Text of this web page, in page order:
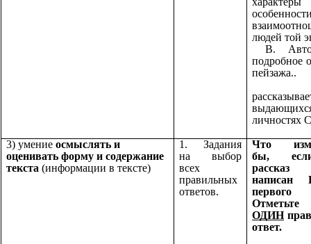
людей той
В.
подробное
пейзажа..
личностях
3) умение осмыслять и
оценивать форму и содержание
текста (информации в тексте)
1. Задания
на выбор
всех
правильных
ответов.
Что
бы,
первого
Отметьте
ОДИН
ответ.